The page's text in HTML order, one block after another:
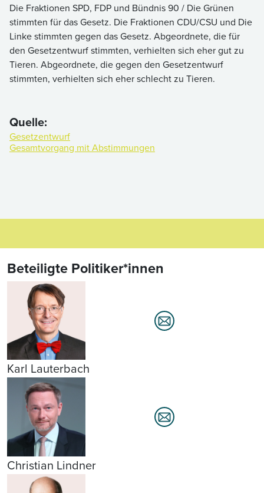
Die Fraktionen SPD, FDP und Bündnis 90 / Die Grünen
stimmten für das Gesetz. Die Fraktionen CDU/CSU und Die
Linke stimmten gegen das Gesetz. Abgeordnete, die für
den Gesetzentwurf stimmten, verhielten sich eher gut zu
Tieren. Abgeordnete, die gegen den Gesetzentwurf
stimmten, verhielten sich eher schlecht zu Tieren.
Quelle:
Gesetzentwurf
Gesamtvorgang mit Abstimmungen
Beteiligte Politiker*innen
Karl Lauterbach
Christian Lindner